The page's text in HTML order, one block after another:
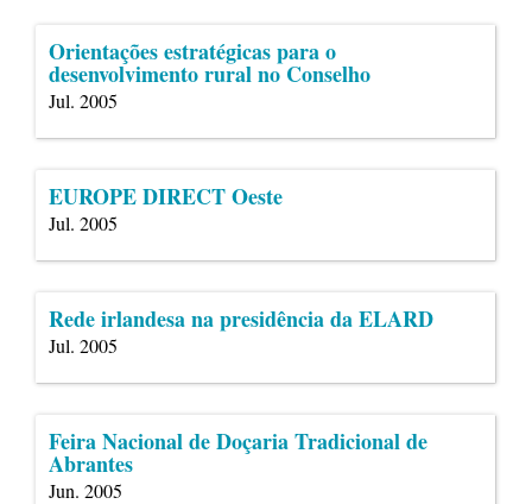
Orientações estratégicas para o
desenvolvimento rural no Conselho
Jul. 2005
EUROPE DIRECT Oeste
Jul. 2005
Rede irlandesa na presidência da ELARD
Jul. 2005
Feira Nacional de Doçaria Tradicional de
Abrantes
Jun. 2005